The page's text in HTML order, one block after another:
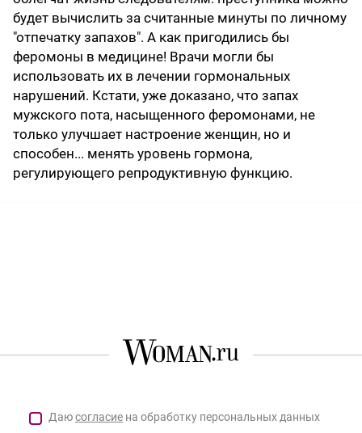
будет вычислить за считанные минуты по личному
"отпечатку запахов". А как пригодились бы
феромоны в медицине! Врачи могли бы
использовать их в лечении гормональных
нарушений. Кстати, уже доказано, что запах
мужского пота, насыщенного феромонами, не
только улучшает настроение женщин, но и
способен... менять уровень гормона,
регулирующего репродуктивную функцию.
Даюсогласие на обработку персональных данных